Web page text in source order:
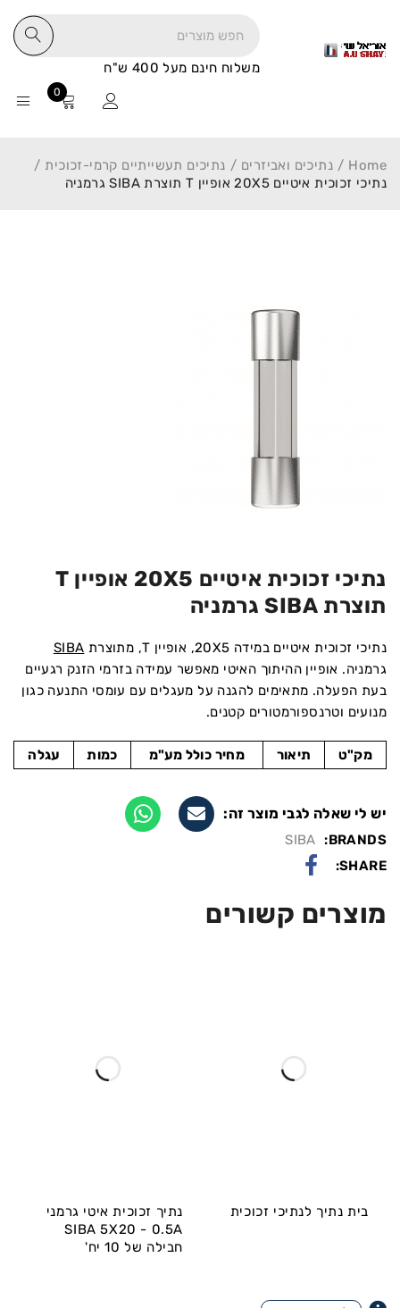
משלוח חינם מעל 400 ש"ח
0
Home
/ נתיכים ואביזרים / נתיכים תעשייתיים קרמי-זכוכית /
נתיכי זכוכית איטיים 20X5 אופיין T תוצרת SIBA גרמניה
נתיכי זכוכית איטיים 20X5 אופיין T
תוצרת SIBA גרמניה
נתיכי זכוכית איטיים במידה 20X5, אופיין T, מתוצרת
SIBA
גרמניה. אופיין ההיתוך האיטי מאפשר עמידה בזרמי הזנק רגעיים
בעת הפעלה. מתאימים להגנה על מעגלים עם עומסי התנעה כגון
מנועים וטרנספורמטורים קטנים.
מק"ט תיאור מחיר כולל מע"מ כמות עגלה
יש לי שאלה לגבי מוצר זה:
BRANDS:
SIBA
SHARE:
מוצרים קשורים
בית נתיך לנתיכי זכוכית
נתיך זכוכית איטי גרמני
SIBA 5X20 - 0.5A
חבילה של 10 יח'